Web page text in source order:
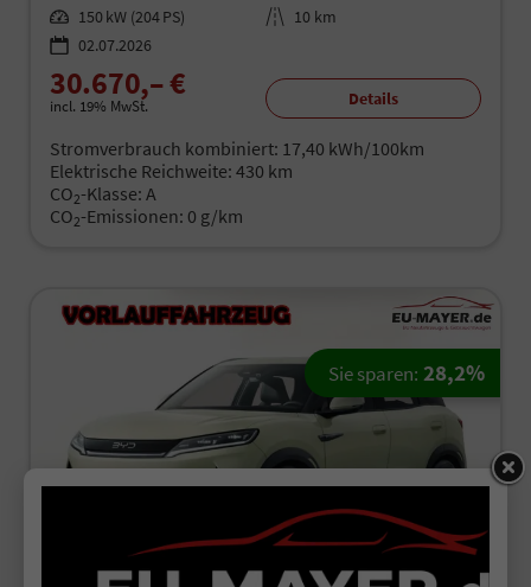
Leistung 150 kW (204 PS) Kilometerstand 10 km
02.07.2026
30.670,– €
incl. 19% MwSt. Details
Stromverbrauch kombiniert: 17,40 kWh/100km
Elektrische Reichweite: 430 km
CO2-Klasse: A
CO2-Emissionen: 0 g/km
ab 192,– € mtl.
Sie sparen: 28,2%